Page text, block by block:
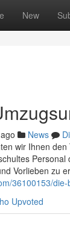
New
News
wir Ihnen
Vorlieben zu
36100153/
Upvoted